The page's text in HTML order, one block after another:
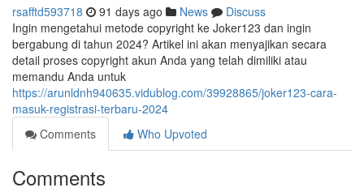
rsafftd593718 91 days ago News
Discuss
Ingin mengetahui metode copyright ke Joker123 dan ingin
bergabung di tahun 2024? Artikel ini akan menyajikan secara
detail proses copyright akun Anda yang telah dimiliki atau
memandu Anda untuk
https://arunldnh940635.vidublog.com/39928865/joker123-cara-
masuk-registrasi-terbaru-2024
Comments
Who Upvoted
Comments